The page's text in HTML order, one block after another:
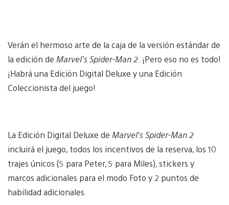
Verán el hermoso arte de la caja de la versión estándar de
la edición de Marvel’s Spider-Man 2 . ¡Pero eso no es todo!
¡Habrá una Edición Digital Deluxe y una Edición
Coleccionista del juego!
La Edición Digital Deluxe de Marvel’s Spider-Man 2
incluirá el juego, todos los incentivos de la reserva, los 10
trajes únicos (5 para Peter, 5 para Miles), stickers y
marcos adicionales para el modo Foto y 2 puntos de
habilidad adicionales.